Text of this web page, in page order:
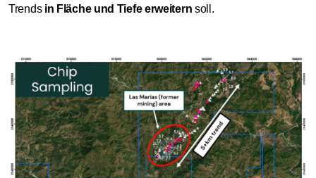
Trends in Fläche und Tiefe erweitern soll.